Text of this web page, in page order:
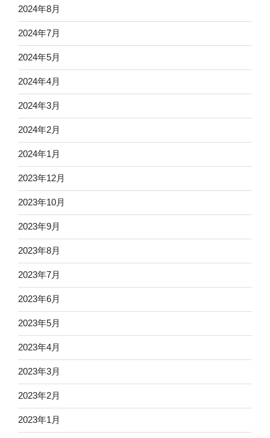
2024年8月
2024年7月
2024年5月
2024年4月
2024年3月
2024年2月
2024年1月
2023年12月
2023年10月
2023年9月
2023年8月
2023年7月
2023年6月
2023年5月
2023年4月
2023年3月
2023年2月
2023年1月